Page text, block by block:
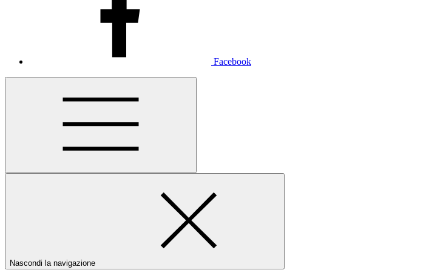
Facebook
Nascondi la navigazione